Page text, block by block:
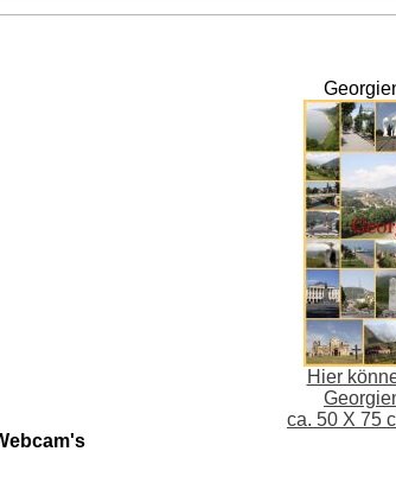
Hier
ca. 50 X 75